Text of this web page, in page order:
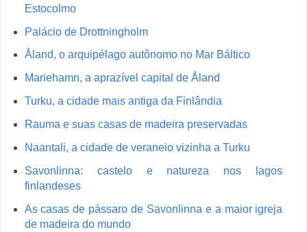
Estocolmo
Palácio de Drottningholm
Åland, o arquipélago autônomo no Mar Báltico
Mariehamn, a aprazível capital de Åland
Turku, a cidade mais antiga da Finlândia
Rauma e suas casas de madeira preservadas
Naantali, a cidade de veraneio vizinha a Turku
Savonlinna: castelo e natureza nos lagos
finlandeses
As casas de pássaro de Savonlinna e a maior igreja
de madeira do mundo